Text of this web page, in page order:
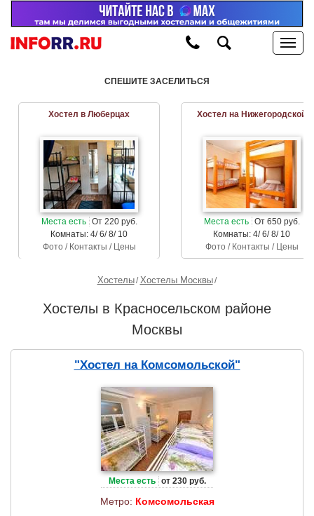
СПЕШИТЕ ЗАСЕЛИТЬСЯ
Хостел в Люберцах
Места есть От 220 руб.
Комнаты: 4/ 6/ 8/ 10
Фото / Контакты / Цены
Хостел на Нижегородской
Места есть От 650 руб.
Комнаты: 4/ 6/ 8/ 10
Фото / Контакты / Цены
Хостелы Хостелы Москвы
Хостелы в Красносельском районе
Москвы
"Хостел на Комсомольской"
Места есть от 230 руб.
Метро: Комсомольская